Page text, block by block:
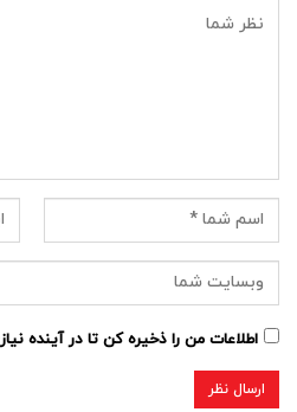
اطلاعات من را ذخیره کن تا در آینده